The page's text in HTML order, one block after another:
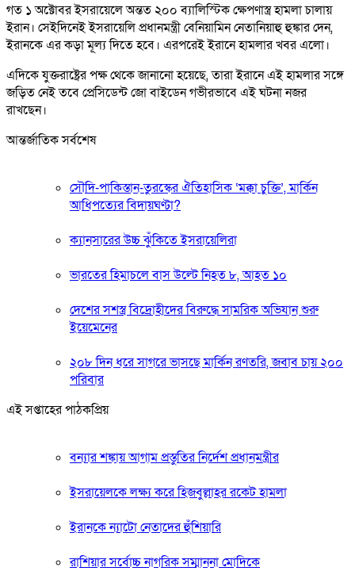
গত ১ অক্টোবর ইসরায়েলে অন্তত ২০০ ব্যালিস্টিক ক্ষেপণাস্ত্র হামলা চালায়
ইরান। সেইদিনেই ইসরায়েলি প্রধানমন্ত্রী বেনিয়ামিন নেতানিয়াহু হুঙ্কার দেন,
ইরানকে এর কড়া মূল্য দিতে হবে। এরপরেই ইরানে হামলার খবর এলো।
এদিকে যুক্তরাষ্ট্রের পক্ষ থেকে জানানো হয়েছে, তারা ইরানে এই হামলার সঙ্গে
জড়িত নেই তবে প্রেসিডেন্ট জো বাইডেন গভীরভাবে এই ঘটনা নজর
রাখছেন।
আন্তর্জাতিক সর্বশেষ
সৌদি-পাকিস্তান-তুরস্কের ঐতিহাসিক ‘মক্কা চুক্তি’, মার্কিন
আধিপত্যের বিদায়ঘণ্টা?
ক্যানসারের উচ্চ ঝুঁকিতে ইসরায়েলিরা
ভারতের হিমাচলে বাস উল্টে নিহত ৮, আহত ১০
দেশের সশস্ত্র বিদ্রোহীদের বিরুদ্ধে সামরিক অভিযান শুরু
ইয়েমেনের
২০৮ দিন ধরে সাগরে ভাসছে মার্কিন রণতরি, জবাব চায় ২০০
পরিবার
এই সপ্তাহের পাঠকপ্রিয়
বন্যার শঙ্কায় আগাম প্রস্তুতির নির্দেশ প্রধানমন্ত্রীর
ইসরায়েলকে লক্ষ্য করে হিজবুল্লাহর রকেট হামলা
ইরানকে ন্যাটো নেতাদের হুঁশিয়ারি
রাশিয়ার সর্বোচ্চ নাগরিক সম্মাননা মোদিকে